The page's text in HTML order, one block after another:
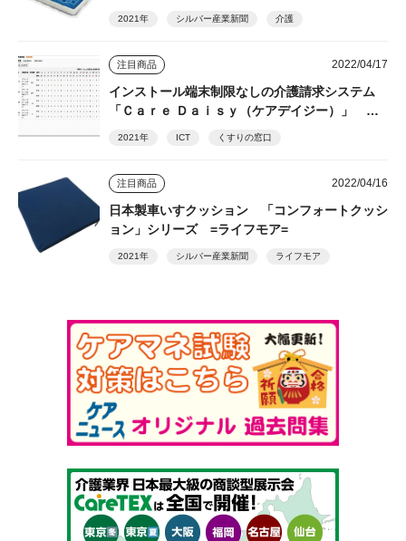
2021年 シルバー産業新聞 介護
注目商品 2022/04/17
インストール端末制限なしの介護請求システム
「Ｃａｒｅ Ｄａｉｓｙ（ケアデイジー）」 ＝
2021年 ICT くすりの窓口
注目商品 2022/04/16
日本製車いすクッション 「コンフォートクッシ
ョン」シリーズ =ライフモア=
2021年 シルバー産業新聞 ライフモア